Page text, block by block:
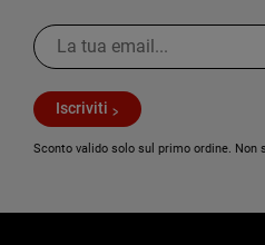
Iscriviti
Sconto valido solo sul primo ordine. Non